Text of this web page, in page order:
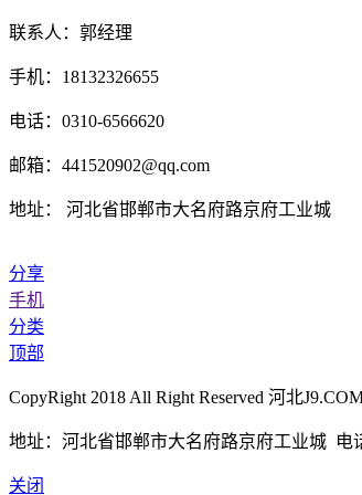
联系人：郭经理
手机：18132326655
电话：0310-6566620
邮箱：441520902@qq.com
地址： 河北省邯郸市大名府路京府工业城
分享
手机
分类
顶部
CopyRight 2018 All Right Reserved 河北
地址：河北省邯郸市大名府路京府工业城 电
关闭